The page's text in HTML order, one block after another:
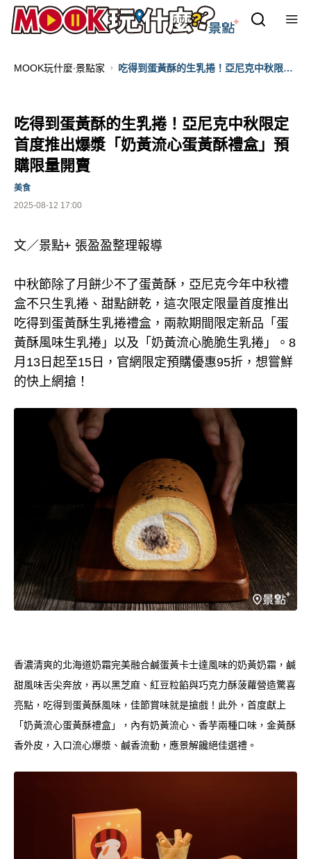
MOOK玩什麼‧景點家
吃得到蛋黃酥的生乳捲！亞尼克中秋限定
吃得到蛋黃酥的生乳捲！亞尼克中秋限定
首度推出爆漿「奶黃流心蛋黃酥禮盒」預
購限量開賣
2025-08-12 17:00
美食
文／景點+ 張盈盈整理報導
中秋節除了月餅少不了蛋黃酥，亞尼克今年中秋禮
盒不只生乳捲、甜點餅乾，這次限定限量首度推出
吃得到蛋黃酥生乳捲禮盒，兩款期間限定新品「蛋
黃酥風味生乳捲」以及「奶黃流心脆脆生乳捲」。8
月13日起至15日，官網限定預購優惠95折，想嘗鮮
的快上網搶！
香濃清爽的北海道奶霜完美融合鹹蛋黃卡士達風味的奶黃奶霜，鹹
甜風味舌尖奔放，再以黑芝麻、紅豆粒餡與巧克力酥菠蘿營造驚喜
亮點，吃得到蛋黃酥風味，佳節賞味就是搶戲！此外，首度獻上
「奶黃流心蛋黃酥禮盒」，內有奶黃流心、香芋兩種口味，金黃酥
香外皮，入口流心爆漿、鹹香流動，應景解饞絕佳選禮。